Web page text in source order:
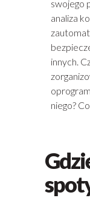
swojego
analiza
innych.
niego?